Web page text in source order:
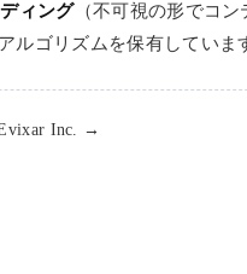
ィング（不可視の形でコン
ルゴリズムを保有していま
Inc. →